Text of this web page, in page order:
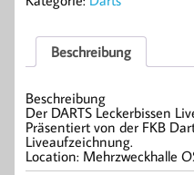
Beschreibung
Beschreibung
Der DARTS Leckerbissen
Präsentiert von der FKB
Liveaufzeichnung.
Location: Mehrzweckhalle